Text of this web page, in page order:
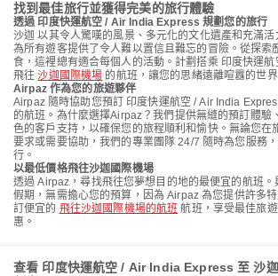
找到最佳旅行並獲得完美的旅行體驗
透過 印度快運航空 / Air India Express 規劃您的旅行
沙迦 以其令人驚嘆的風景、多元化的文化遺產和充滿活
為所有遊客提供了令人難以置信且難忘的冒險。從探索
食，這裡總有適合每個人的活動。計劃搭乘 印度快運
飛往沙迦國際機場 的航班，讓您的思緒遠離喧囂的世界
Airpaz 作為您的旅遊夥伴
Airpaz 隨時協助您預訂 印度快運航空 / Air India
的航班。為什麼選擇Airpaz？我們提供無縫的預訂體驗
色的客戶支持，以確保您的旅程順利和愉快。無論您在
要求或需要協助，我們的專業團隊 24/7 隨時為您服務
行。
以最低價格飛往沙迦國際機場
透過 Airpaz，尋找飛往您夢想目的地的最便宜的航班。
假期，無需擔心您的預算，因為 Airpaz 為您提供許多
訂便宜的 飛往沙迦國際機場的航班 航班，享受最佳旅
惠。
查看 印度快運航空 / Air India Express 至 沙